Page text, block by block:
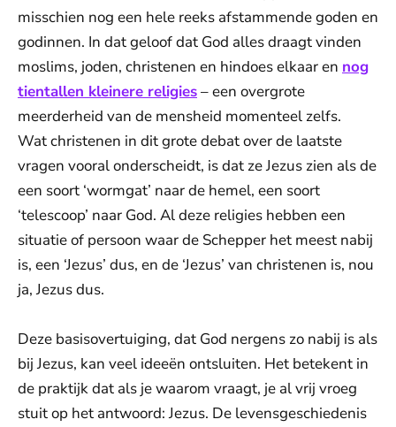
misschien nog een hele reeks afstammende goden en
godinnen. In dat geloof dat God alles draagt vinden
moslims, joden, christenen en hindoes elkaar en nog
tientallen kleinere religies– een overgrote
meerderheid van de mensheid momenteel zelfs.
Wat christenen in dit grote debat over de laatste
vragen vooral onderscheidt, is dat ze Jezus zien als de
een soort ‘wormgat’ naar de hemel, een soort
‘telescoop’ naar God. Al deze religies hebben een
situatie of persoon waar de Schepper het meest nabij
is, een ‘Jezus’ dus, en de ‘Jezus’ van christenen is, nou
ja, Jezus dus.
Deze basisovertuiging, dat God nergens zo nabij is als
bij Jezus, kan veel ideeën ontsluiten. Het betekent in
de praktijk dat als je waarom vraagt, je al vrij vroeg
stuit op het antwoord: Jezus. De levensgeschiedenis